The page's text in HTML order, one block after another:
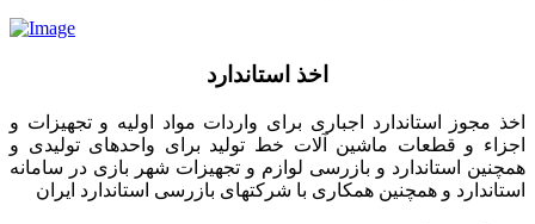
اخذ استاندارد
اخذ مجوز استاندارد اجباری برای واردات مواد اولیه و تجهیزات و
اجزاء و قطعات ماشین آلات خط تولید برای واحدهای تولیدی و
همچنین استاندارد و بازرسی لوازم و تجهیزات شهر بازی در سامانه
استاندارد و همچنین همکاری با شرکتهای بازرسی استاندارد ایران